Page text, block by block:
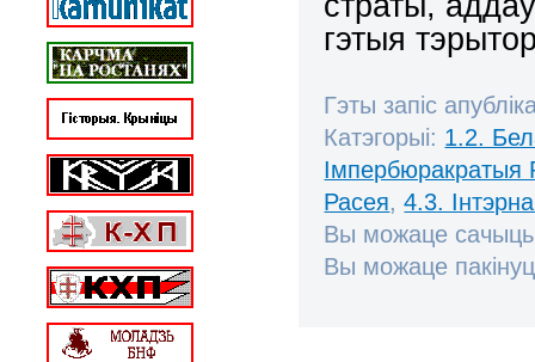
гэтыя
Гэты запіс
Катэгорыі: 1.2.
Імпербюракратыя
Расея,4.3.
Вы можаце
Вы можаце